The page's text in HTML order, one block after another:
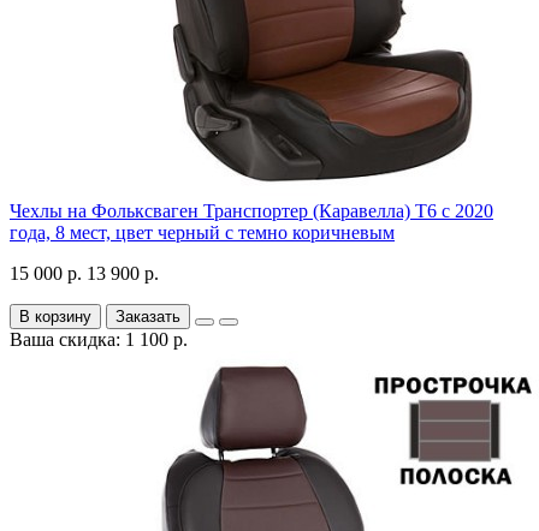
Чехлы на Фольксваген Транспортер (Каравелла) Т6 с 2020
года, 8 мест, цвет черный с темно коричневым
15 000 р. 13 900 р.
В корзину Заказать
Ваша скидка: 1 100 р.